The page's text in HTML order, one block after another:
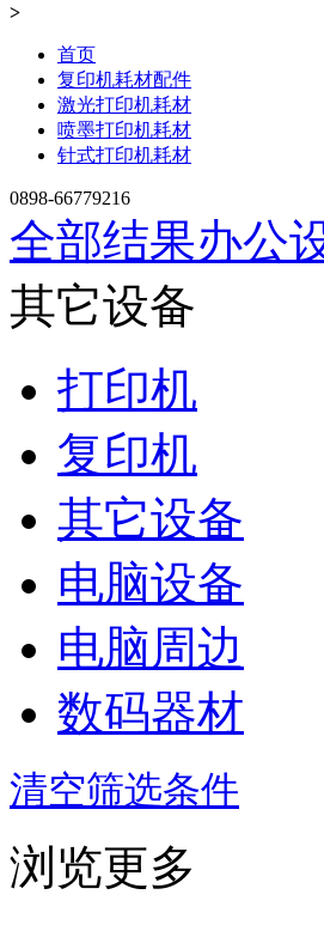
>
首页
复印机耗材配件
激光打印机耗材
喷墨打印机耗材
针式打印机耗材
0898-66779216
全部结果办公
其它设备
打印机
复印机
其它设备
电脑设备
电脑周边
数码器材
清空筛选条件
浏览更多